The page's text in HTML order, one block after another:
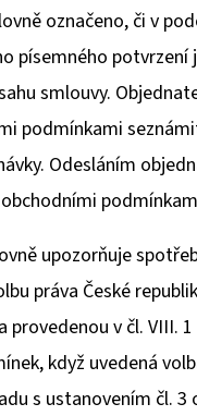
označeno, či v
písemného potvrzení
smlouvy.
podmínkami
Odesláním
upozorňuje
práva České
provedenou v čl. VIII.
když uvedená
s ustanovením čl. 3
HLEDAT